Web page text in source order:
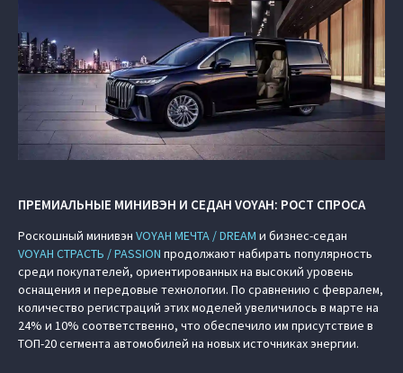
ПРЕМИАЛЬНЫЕ МИНИВЭН И СЕДАН VOYAH: РОСТ СПРОСА
Роскошный минивэн VOYAH МЕЧТА / DREAM и бизнес-седан
VOYAH СТРАСТЬ / PASSION продолжают набирать популярность
среди покупателей, ориентированных на высокий уровень
оснащения и передовые технологии. По сравнению с февралем,
количество регистраций этих моделей увеличилось в марте на
24% и 10% соответственно, что обеспечило им присутствие в
ТОП-20 сегмента автомобилей на новых источниках энергии.